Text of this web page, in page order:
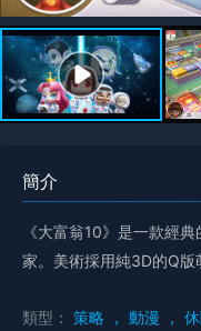
簡介
《大富翁10》是一款經
家。美術採用純3D的Q版
類型： 策略 ， 動漫 ，